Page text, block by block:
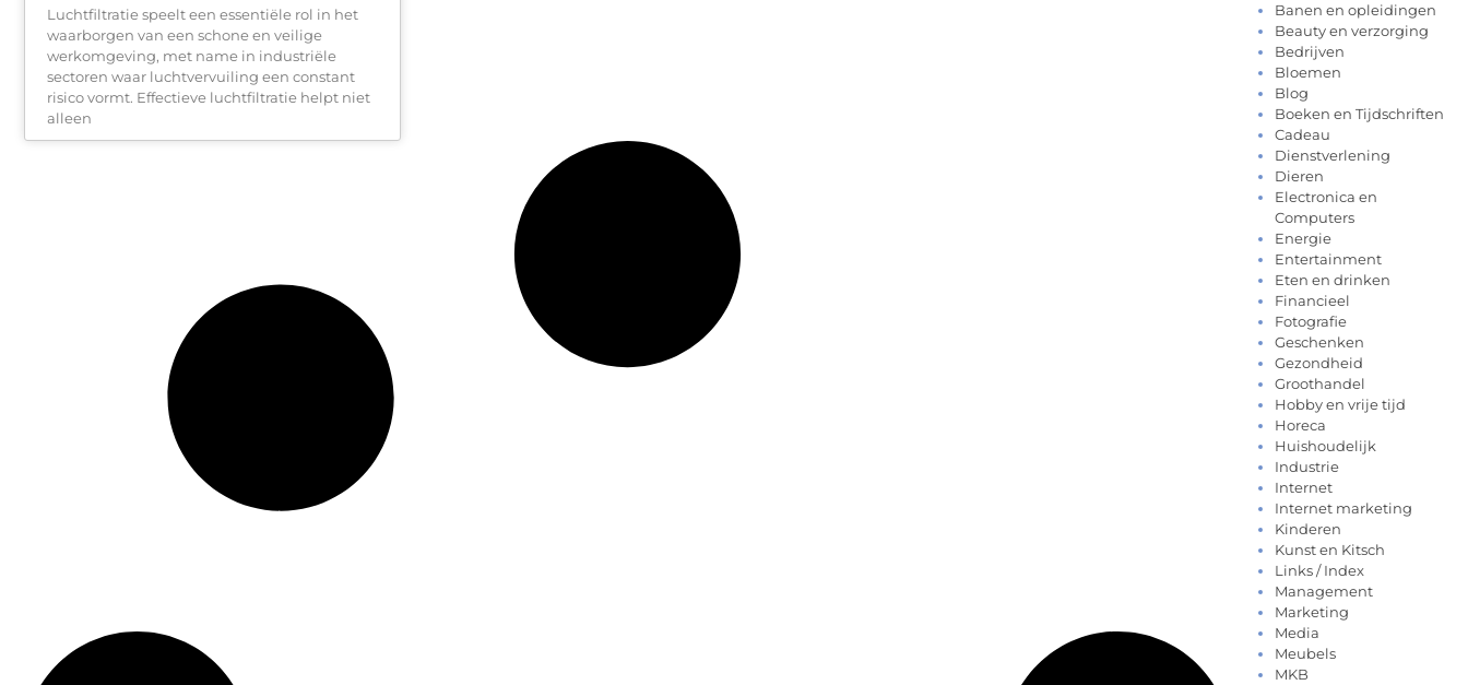
Luchtfiltratie speelt een essentiële rol in het
waarborgen van een schone en veilige
werkomgeving, met name in industriële
sectoren waar luchtvervuiling een constant
risico vormt. Effectieve luchtfiltratie helpt niet
alleen
Banen en opleidingen
Beauty en verzorging
Bedrijven
Bloemen
Blog
Boeken en Tijdschriften
Cadeau
Dienstverlening
Dieren
Electronica en
Computers
Energie
Entertainment
Eten en drinken
Financieel
Fotografie
Geschenken
Gezondheid
Groothandel
Hobby en vrije tijd
Horeca
Huishoudelijk
Industrie
Internet
Internet marketing
Kinderen
Kunst en Kitsch
Links / Index
Management
Marketing
Media
Meubels
MKB